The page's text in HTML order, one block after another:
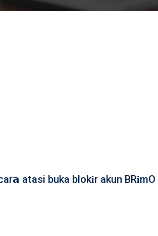
atasi buka blok𝐢r akun BR𝐢mO